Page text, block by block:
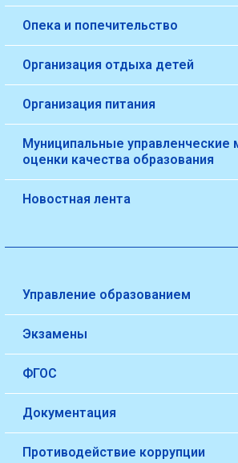
Опека и попечительство
Организация отдыха детей
Организация питания
Муниципальные управленческие
оценки качества образования
Новостная лента
Управление образованием
Экзамены
ФГОС
Документация
Противодействие коррупции